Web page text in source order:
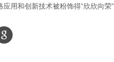
应用和创新技术被粉饰得“欣欣向